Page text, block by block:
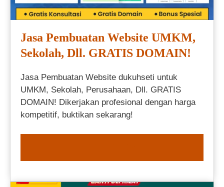
Jasa Pembuatan Website UMKM,
Sekolah, Dll. GRATIS DOMAIN!
Jasa Pembuatan Website dukuhseti untuk
UMKM, Sekolah, Perusahaan, Dll. GRATIS
DOMAIN! Dikerjakan profesional dengan harga
kompetitif, buktikan sekarang!